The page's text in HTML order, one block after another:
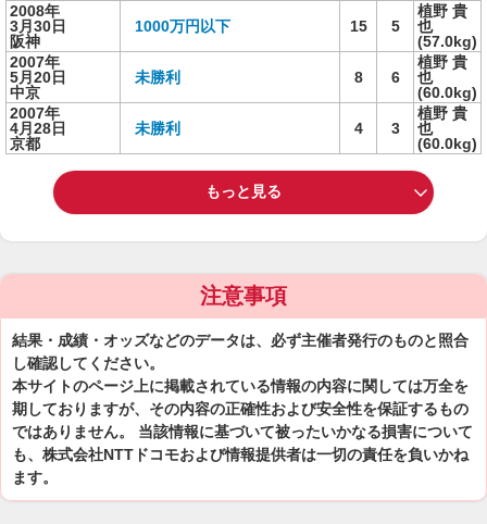
2008年
3月30日
阪神
1000万円以下 15 5
植野 貴
也
(57.0kg)
2007年
5月20日
中京
未勝利 8 6
植野 貴
也
(60.0kg)
2007年
4月28日
京都
未勝利 4 3
植野 貴
也
(60.0kg)
もっと見る
注意事項
結果・成績・オッズなどのデータは、必ず主催者発行のものと照合
し確認してください。
本サイトのページ上に掲載されている情報の内容に関しては万全を
期しておりますが、その内容の正確性および安全性を保証するもの
ではありません。 当該情報に基づいて被ったいかなる損害について
も、株式会社NTTドコモおよび情報提供者は一切の責任を負いかね
ます。